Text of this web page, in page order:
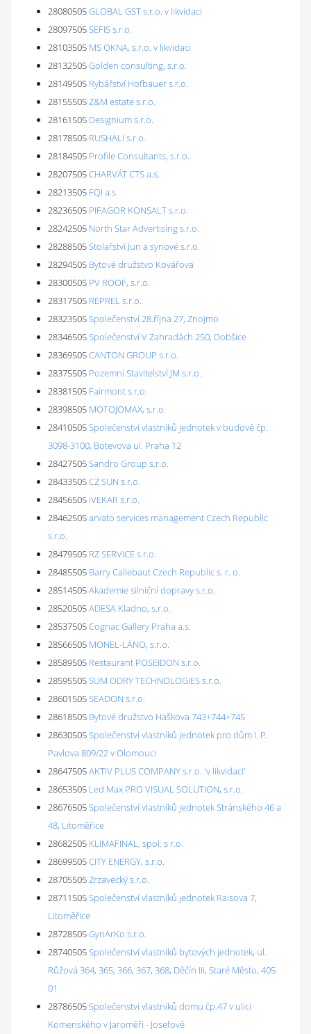
28080505GLOBAL GST s.r.o. v likvidaci
28097505SEFIS s.r.o.
28103505 MS OKNA, s.r.o. v likvidaci
28132505Golden consulting, s.r.o.
28149505 Rybářství Hofbauer s.r.o.
28155505Z&M estate s.r.o.
28161505 Designium s.r.o.
28178505 RUSHALI s.r.o.
28184505 Profile Consultants, s.r.o.
28207505CHARVÁT CTS a.s.
28213505 FQI a.s.
28236505 PIFAGOR KONSALT s.r.o.
28242505 North Star Advertising s.r.o.
28288505Stolařství Jun a synové s.r.o.
28294505 Bytové družstvo Kovářova
28300505 PV ROOF, s.r.o.
28317505 REPREL s.r.o.
28323505Společenství 28.října 27, Znojmo
28346505Společenství V Zahradách 250, Dobšice
28369505CANTON GROUP s.r.o.
28375505 Pozemní Stavitelství JM s.r.o.
28381505 Fairmont s.r.o.
28398505 MOTOJOMAX, s.r.o.
28410505Společenství vlastníků jednotek v budově čp.
3098-3100, Botevova ul. Praha 12
28427505Sandro Group s.r.o.
28433505CZ SUN s.r.o.
28456505 IVEKAR s.r.o.
28462505arvato services management Czech Republic
s.r.o.
28479505 RZ SERVICE s.r.o.
28485505 Barry Callebaut Czech Republic s. r. o.
28514505Akademie silniční dopravy s.r.o.
28520505ADESA Kladno, s.r.o.
28537505Cognac Gallery Praha a.s.
28566505 MONEL-LÁNO, s.r.o.
28589505 Restaurant POSEIDON s.r.o.
28595505SUM ODRY TECHNOLOGIES s.r.o.
28601505SEADON s.r.o.
28618505 Bytové družstvo Haškova 743+744+745
28630505Společenství vlastníků jednotek pro dům I. P.
Pavlova 809/22 v Olomouci
28647505AKTIV PLUS COMPANY s.r.o. 'v likvidaci'
28653505 Led Max PRO VISUAL SOLUTION, s.r.o.
28676505Společenství vlastníků jednotek Stránského 46 a
48, Litoměřice
28682505 KLIMAFINAL, spol. s r.o.
28699505CITY ENERGY, s.r.o.
28705505Zrzavecký s.r.o.
28711505Společenství vlastníků jednotek Raisova 7,
Litoměřice
28728505GynArKo s.r.o.
28740505Společenství vlastníků bytových jednotek, ul.
Růžová 364, 365, 366, 367, 368, Děčín III, Staré Město, 405
01
28786505Společenství vlastníků domu čp.47 v ulici
Komenského v Jaroměři - Josefově